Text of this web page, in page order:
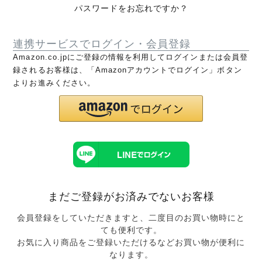
パスワードをお忘れですか？
連携サービスでログイン・会員登録
Amazon.co.jpにご登録の情報を利用してログインまたは会員登
録されるお客様は、「Amazonアカウントでログイン」ボタン
よりお進みください。
まだご登録がお済みでないお客様
会員登録をしていただきますと、二度目のお買い物時にと
ても便利です。
お気に入り商品をご登録いただけるなどお買い物が便利に
なります。